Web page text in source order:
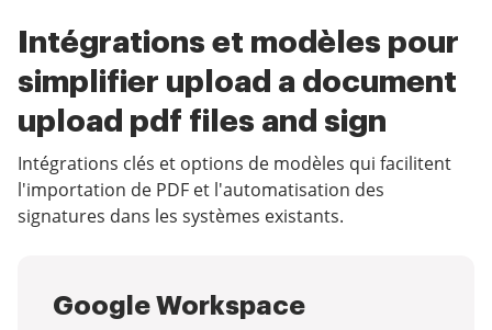
Intégrations et modèles pour
simplifier upload a document
upload pdf files and sign
Intégrations clés et options de modèles qui facilitent
l'importation de PDF et l'automatisation des
signatures dans les systèmes existants.
Google Workspace